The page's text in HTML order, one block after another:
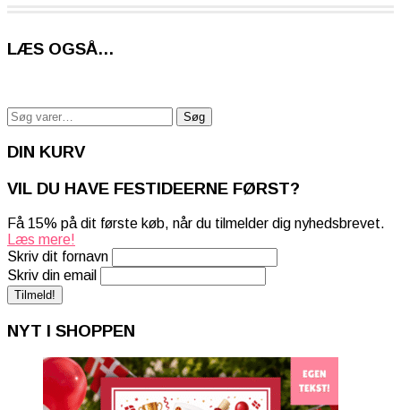
LÆS OGSÅ…
Søg
efter:
Søg
DIN KURV
VIL DU HAVE FESTIDEERNE FØRST?
Få 15% på dit første køb, når du tilmelder dig nyhedsbrevet.
Læs mere!
Skriv dit fornavn
Skriv din email
NYT I SHOPPEN